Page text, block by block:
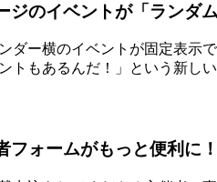
ジのイベントが「ランダ
ダー横のイベントが固定表示
ントもあるんだ！」という新し
フォームがもっと便利に